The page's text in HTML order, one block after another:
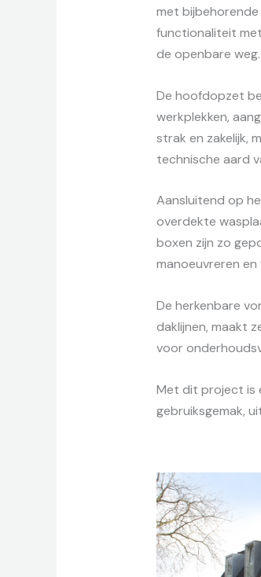
met
functionaliteit
de openbare weg.
De hoofdopzet
werkplekken,
strak en zakelijk,
technische aard
Aansluitend op
overdekte
boxen zijn zo
manoeuvreren en
De herkenbare
daklijnen, maakt
voor
Met dit project is
gebruiksgemak,